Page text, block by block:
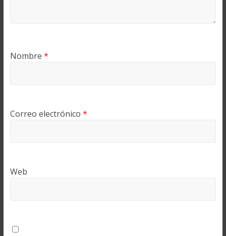
Nombre *
Correo electrónico *
Web